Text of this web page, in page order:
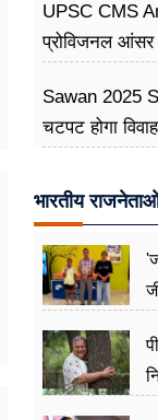
UPSC CMS
प्रोविजनल आंसर
Sawan 2025
चटपट होगा
भारतीय